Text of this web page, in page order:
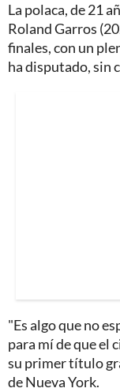
La polaca, de 21
Roland Garros
finales, con un
ha disputado, sin
"Es algo que no
para mí de que el
su primer título
de Nueva York.